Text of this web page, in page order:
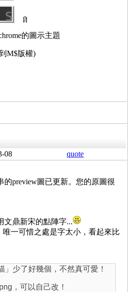
的圖示主題
M$版權)
08 quote
preview圖已更新。您的原圖很
文鼎新宋的點陣字...
唯一可惜之處是字太小，看起來比
」少了好幾個，不然真可愛！
，可以自己改！